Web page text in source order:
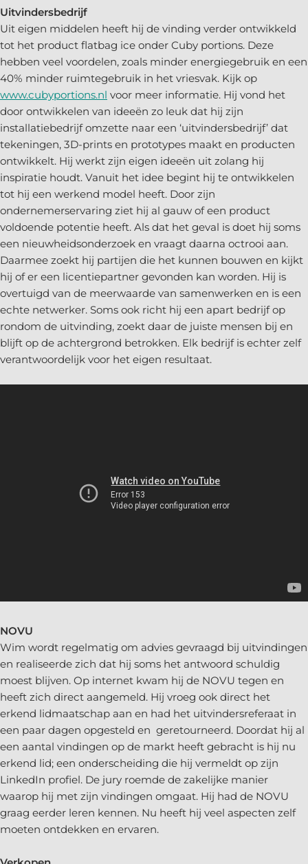
Uitvindersbedrijf
Uit eigen middelen heeft hij de vinding verder ontwikkeld
tot het product flatbag ice onder Cuby portions. Deze
hebben veel voordelen, zoals minder energiegebruik en een
40% minder ruimtegebruik in het vriesvak. Kijk op
www.cubyportions.nl voor meer informatie. Hij vond het
door ontwikkelen van ideeën zo leuk dat hij zijn
installatiebedrijf omzette naar een ‘uitvindersbedrijf’ dat
tekeningen, 3D-prints en prototypes maakt en producten
ontwikkelt. Hij werkt zijn eigen ideeën uit zolang hij
inspiratie houdt. Vanuit het idee begint hij te ontwikkelen
tot hij een werkend model heeft. Door zijn
ondernemerservaring ziet hij al gauw of een product
voldoende potentie heeft. Als dat het geval is doet hij soms
een nieuwheidsonderzoek en vraagt daarna octrooi aan.
Daarmee zoekt hij partijen die het kunnen bouwen en kijkt
hij of er een licentiepartner gevonden kan worden. Hij is
overtuigd van de meerwaarde van samenwerken en is een
echte netwerker. Soms ook richt hij een apart bedrijf op
rondom de uitvinding, zoekt daar de juiste mensen bij en
blijft op de achtergrond betrokken. Elk bedrijf is echter zelf
verantwoordelijk voor het eigen resultaat.
NOVU
Wim wordt regelmatig om advies gevraagd bij uitvindingen
en realiseerde zich dat hij soms het antwoord schuldig
moest blijven. Op internet kwam hij de NOVU tegen en
heeft zich direct aangemeld. Hij vroeg ook direct het
erkend lidmaatschap aan en had het uitvindersreferaat in
een paar dagen opgesteld en geretourneerd. Doordat hij al
een aantal vindingen op de markt heeft gebracht is hij nu
erkend lid; een onderscheiding die hij vermeldt op zijn
LinkedIn profiel. De jury roemde de zakelijke manier
waarop hij met zijn vindingen omgaat. Hij had de NOVU
graag eerder leren kennen. Nu heeft hij veel aspecten zelf
moeten ontdekken en ervaren.